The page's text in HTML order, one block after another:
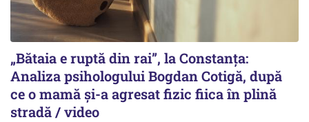
„Bătaia e ruptă din rai”, la Constanța:
Analiza psihologului Bogdan Cotigă, după
ce o mamă și-a agresat fizic fiica în plină
stradă / video